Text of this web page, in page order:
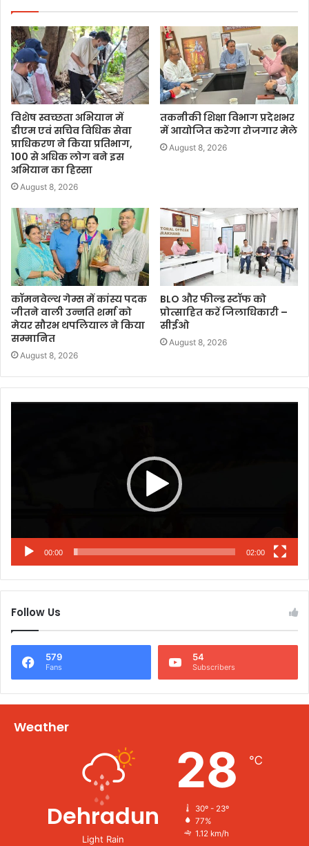
विशेष स्वच्छता अभियान में
डीएम एवं सचिव विधिक सेवा
प्राधिकरण ने किया प्रतिभाग,
100 से अधिक लोग बने इस
अभियान का हिस्सा
August 8, 2026
तकनीकी शिक्षा विभाग प्रदेशभर
में आयोजित करेगा रोजगार मेले
August 8, 2026
कॉमनवेल्थ गेम्स में कांस्य पदक
जीतने वाली उन्नति शर्मा को
मेयर सौरभ थपलियाल ने किया
सम्मानित
August 8, 2026
BLO और फील्ड स्टॉफ को
प्रोत्साहित करें जिलाधिकारी –
सीईओ
August 8, 2026
00:00 02:00
Follow Us
579
Fans
54
Subscribers
Weather
Dehradun
Light Rain
28 ℃
30º - 23º
77%
1.12 km/h